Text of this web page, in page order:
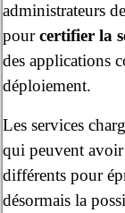
administrateurs
pourcertifier la
des applications
déploiement.
Les services
qui peuvent
différents pour
désormais la